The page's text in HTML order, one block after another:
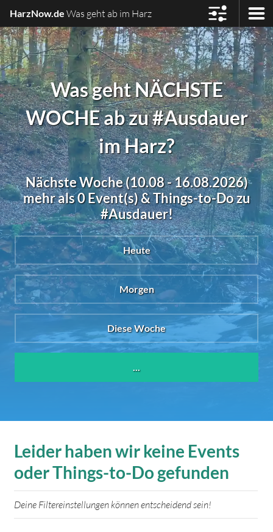
HarzNow.de Was geht ab im Harz
Was geht NÄCHSTE
WOCHE ab zu #Ausdauer
im Harz?
Nächste Woche (10.08 - 16.08.2026)
mehr als 0 Event(s) & Things-to-Do zu
#Ausdauer!
Heute
Morgen
Diese Woche
Leider haben wir keine Events
oder Things-to-Do gefunden
Deine Filtereinstellungen können entscheidend sein!